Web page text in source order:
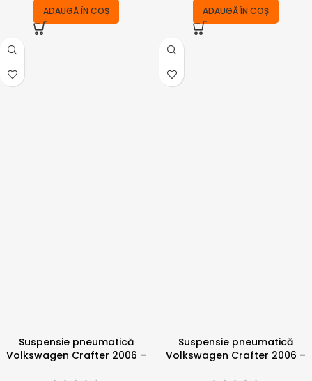
ADAUGĂ ÎN COȘ ADAUGĂ ÎN COȘ
Suspensie pneumatică
Volkswagen Crafter 2006 –
Suspensie pneumatică
Volkswagen Crafter 2006 –